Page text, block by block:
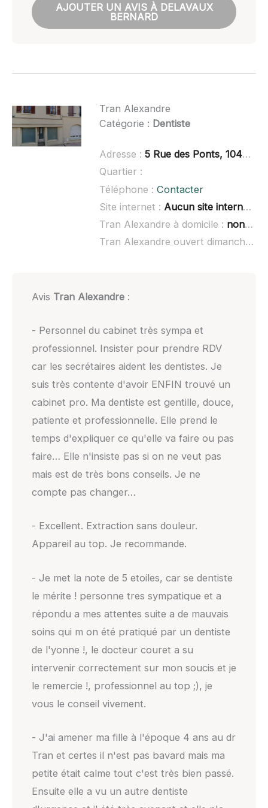
AJOUTER UN AVIS À DELAVAUX
BERNARD
Tran Alexandre
Catégorie : Dentiste
Adresse : 5 Rue des Ponts, 10400 Nogent-sur-Seine
Quartier :
Téléphone : Contacter
Site internet : Aucun site internet connu
Tran Alexandre à domicile : non renseigné
Tran Alexandre ouvert dimanche :
Avis Tran Alexandre:
- Personnel du cabinet très sympa et
professionnel. Insister pour prendre RDV
car les secrétaires aident les dentistes. Je
suis très contente d'avoir ENFIN trouvé un
cabinet pro. Ma dentiste est gentille, douce,
patiente et professionnelle. Elle prend le
temps d'expliquer ce qu'elle va faire ou pas
faire… Elle n'insiste pas si on ne veut pas
mais est de très bons conseils. Je ne
compte pas changer…
- Excellent. Extraction sans douleur.
Appareil au top. Je recommande.
- Je met la note de 5 etoiles, car se dentiste
le mérite ! personne tres sympatique et a
répondu a mes attentes suite a de mauvais
soins qui m on été pratiqué par un dentiste
de l'yonne !, le docteur couret a su
intervenir correctement sur mon soucis et je
le remercie !, professionnel au top ;), je
vous le conseil vivement.
- J'ai amener ma fille à l'époque 4 ans au dr
Tran et certes il n'est pas bavard mais ma
petite était calme tout c'est très bien passé.
Ensuite elle a vu un autre dentiste